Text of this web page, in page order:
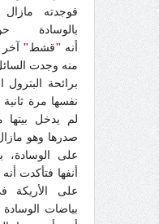
فوجدته مازال
أنه "قشط"
منه وجدت
برائحة
نفسها مرة
لم يدخل
صدرها وهو
على الوسادة،
أنفها فتأكدت
على الأريكة
بياضات